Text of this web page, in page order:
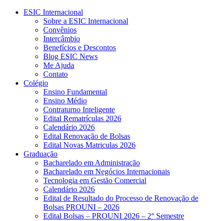
ESIC Internacional
Sobre a ESIC Internacional
Convênios
Intercâmbio
Benefícios e Descontos
Blog ESIC News
Me Ajuda
Contato
Colégio
Ensino Fundamental
Ensino Médio
Contraturno Inteligente
Edital Rematrículas 2026
Calendário 2026
Edital Renovação de Bolsas
Edital Novas Matriculas 2026
Graduação
Bacharelado em Administração
Bacharelado em Negócios Internacionais
Tecnologia em Gestão Comercial
Calendário 2026
Edital de Resultado do Processo de Renovação de
Bolsas PROUNI – 2026
Edital Bolsas – PROUNI 2026 – 2° Semestre